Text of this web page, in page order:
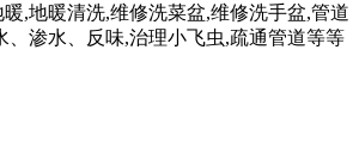
,地暖清洗,维修洗菜盆,维修洗手盆,管道
、渗水、反味,治理小飞虫,疏通管道等等